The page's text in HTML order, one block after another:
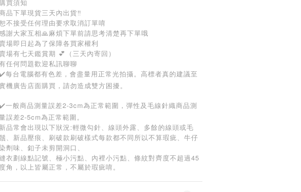
買須知
品下單現貨三天內出貨‼️
不接受任何理由要求取消訂單唷
感謝大家互相🙏麻煩下單前請思考清楚再下單哦
賣場即日起為了保障各買家權利
賣場有七天鑑賞期 💕（三天內寄回）
任何問題歡迎私訊聊聊
每台電腦都有色差，會盡量用正常光拍攝。高標者真的建議至
機廣告店面購買，請勿造成雙方困擾。
一般商品測量誤差2-3cm為正常範圍，彈性及毛線針織商品測
誤差2-5cm為正常範圍。
新品常會出現以下狀況:輕微勾針、線頭外露、多餘的線頭或毛
、新品壓痕、刷破款刷破樣式每款都不同所以不算瑕疵、牛仔
劑味、釦子未剪開洞口、
衣劃線點記號、極小污點、內裡小污點、條紋對齊度不超過45
度角，以上皆屬正常，不屬於瑕疵唷。